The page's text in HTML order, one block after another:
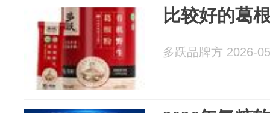
比较好的葛
多跃品牌方 2026-